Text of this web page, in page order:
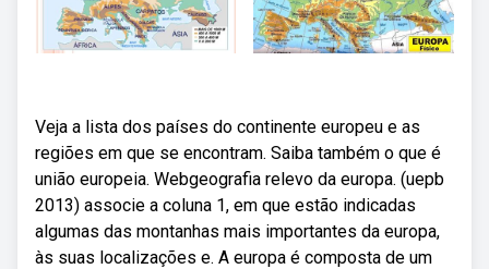
Veja a lista dos países do continente europeu e as
regiões em que se encontram. Saiba também o que é
união europeia. Webgeografia relevo da europa. (uepb
2013) associe a coluna 1, em que estão indicadas
algumas das montanhas mais importantes da europa,
às suas localizações e. A europa é composta de um